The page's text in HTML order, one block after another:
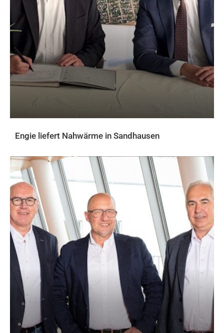
Engie liefert Nahwärme in Sandhausen